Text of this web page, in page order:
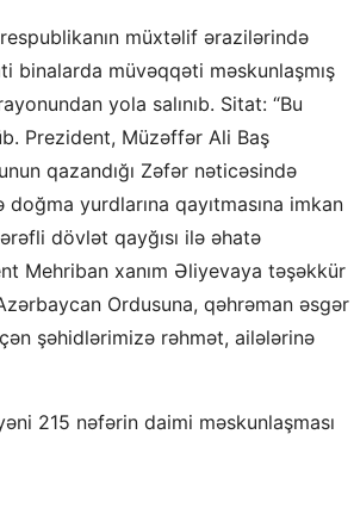
müxtəlif ərazilərində
binalarda müvəqqəti məskunlaşmış
yola salınıb. Sitat: “Bu
Prezident, Müzəffər Ali Baş
qazandığı Zəfər nəticəsində
yurdlarına qayıtmasına imkan
dövlət qayğısı ilə əhatə
Mehriban xanım Əliyevaya təşəkkür
Ordusuna, qəhrəman əsgər
şəhidlərimizə rəhmət, ailələrinə
215 nəfərin daimi məskunlaşması